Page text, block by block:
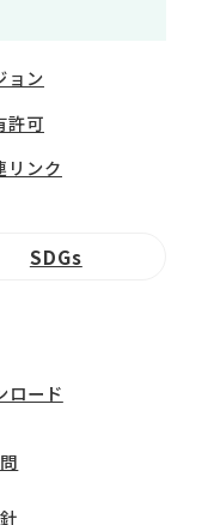
ョン
許可
リンク
SDGs
ロード